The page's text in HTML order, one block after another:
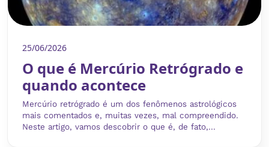
25/06/2026
O que é Mercúrio Retrógrado e
quando acontece
Mercúrio retrógrado é um dos fenômenos astrológicos
mais comentados e, muitas vezes, mal compreendido.
Neste artigo, vamos descobrir o que é, de fato,...